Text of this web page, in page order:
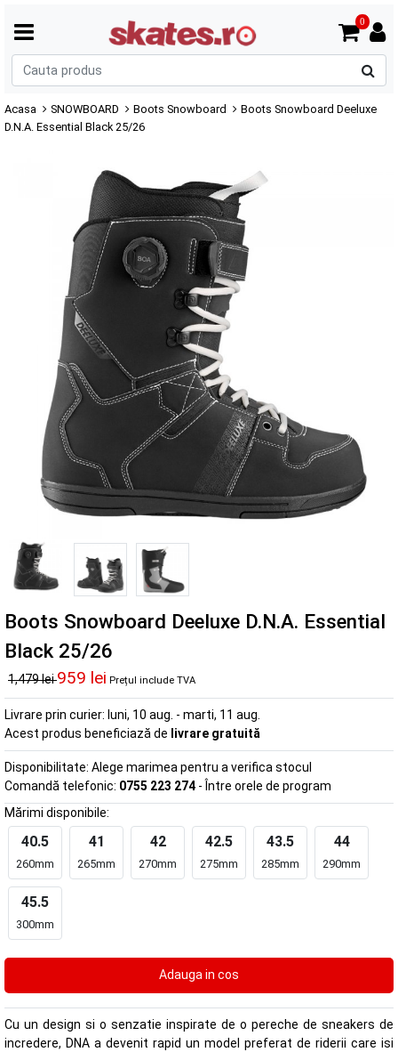
0
Acasa SNOWBOARD Boots Snowboard
Boots Snowboard Deeluxe
D.N.A. Essential Black 25/26
Boots Snowboard Deeluxe D.N.A. Essential
Black 25/26
1,479 lei959 lei Prețul include TVA
Livrare prin curier: luni, 10 aug. - marti, 11 aug.
Acest produs beneficiază de livrare gratuită
Disponibilitate: Alege marimea pentru a verifica stocul
Comandă telefonic: 0755 223 274 - Între orele de program
Mărimi disponibile:
40.5
260mm
41
265mm
42
270mm
42.5
275mm
43.5
285mm
44
290mm
45.5
300mm
Cu un design si o senzatie inspirate de o pereche de sneakers de
incredere, DNA a devenit rapid un model preferat de riderii care isi